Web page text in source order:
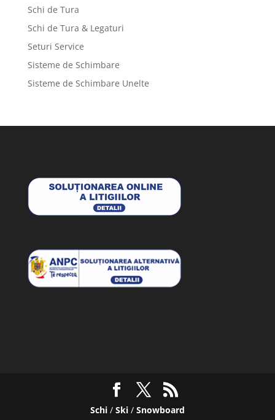
Schi de Tura
Schi de Tura & Legaturi
Seturi Service
Sisteme de Schimbare
Sisteme de Schimbare Unelte
Schi/ Ski/ Snowboard